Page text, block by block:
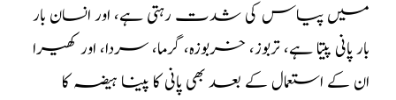
میں پیاس کی شدت رہتی ہے، اور انسان بار
بار پانی پیتا ہے، تربوز، خربوزہ، گرما، سردا، اور کھیرا
ان کے استعمال کے بعد بھی پانی کا پینا ہیضہ کا